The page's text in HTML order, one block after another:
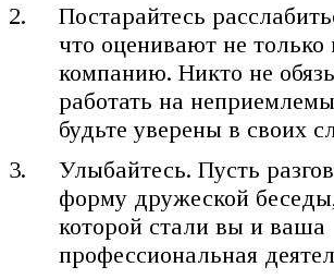
Постарайтесь
что оценивают не только
компанию. Никто не
работать на
будьте уверены в своих
Улыбайтесь. Пусть
форму дружеской
которой стали вы и ваша
профессиональная